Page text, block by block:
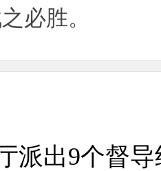
必胜。
派出9个督